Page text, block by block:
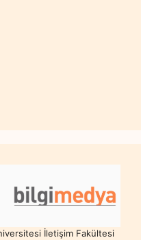
İletişim Fakültesi